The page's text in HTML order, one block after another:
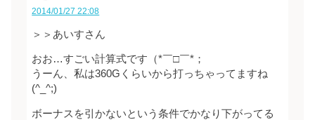
2014/01/27 22:08
＞＞あいすさん
おお…すごい計算式です（*￣□￣*；
うーん、私は360Gくらいから打っちゃってますね
(^_^;)
ボーナスを引かないという条件でかなり下がってる